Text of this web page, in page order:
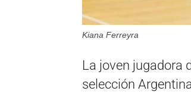
Kiana Ferreyra
La joven jugadora
selección